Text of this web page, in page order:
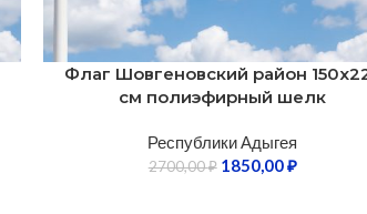
Флаг Шовгеновский район
см полиэфирный шелк
Республики Адыгея
2700,00₽ 1850,00₽